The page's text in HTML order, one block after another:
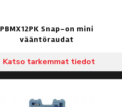
PBMX12PK Snap-on mini
vääntöraudat
Katso tarkemmat tiedot